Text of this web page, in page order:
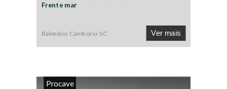
Frente mar
Balneário Camboriú-SC Ver mais
Procave